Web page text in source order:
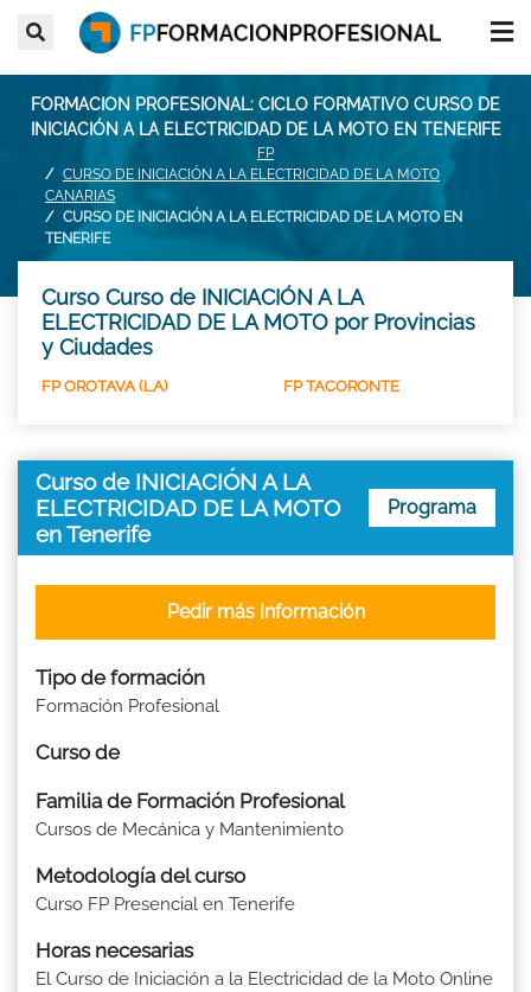
FORMACION PROFESIONAL: CICLO FORMATIVO CURSO DE
INICIACIÓN A LA ELECTRICIDAD DE LA MOTO EN TENERIFE
FP
CURSO DE INICIACIÓN A LA ELECTRICIDAD DE LA MOTO
CANARIAS
CURSO DE INICIACIÓN A LA ELECTRICIDAD DE LA MOTO EN
TENERIFE
Curso Curso de INICIACIÓN A LA
ELECTRICIDAD DE LA MOTO por Provincias
y Ciudades
FP OROTAVA (LA) FP TACORONTE
Curso de INICIACIÓN A LA
ELECTRICIDAD DE LA MOTO
en Tenerife
Programa
Tipo de formación
Formación Profesional
Curso de
Familia de Formación Profesional
Cursos de Mecánica y Mantenimiento
Metodología del curso
Curso FP Presencial en Tenerife
Horas necesarias
El Curso de Iniciación a la Electricidad de la Moto Online
Pedir más Información